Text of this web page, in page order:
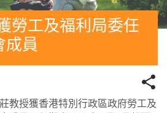
勞工及福利局委任
成員
教授獲香港特別行政區政府勞工及